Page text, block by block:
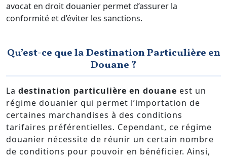
avocat en droit douanier permet d’assurer la
conformité et d’éviter les sanctions.
Qu’est-ce que la Destination Particulière en
Douane ?
La destination particulière en douane est un
régime douanier qui permet l’importation de
certaines marchandises à des conditions
tarifaires préférentielles. Cependant, ce régime
douanier nécessite de réunir un certain nombre
de conditions pour pouvoir en bénéficier. Ainsi,